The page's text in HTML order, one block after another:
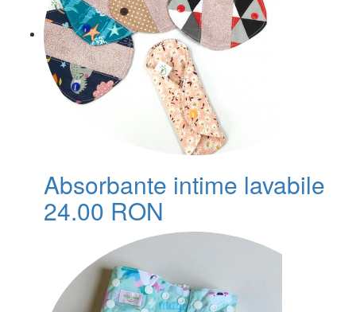
Absorbante intime lavabile
24.00 RON